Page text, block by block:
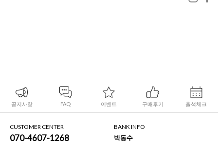
공지사항 FAQ 이벤트 구매후기 출석체크
CUSTOMER CENTER
070-4607-1268
BANK INFO
박동수